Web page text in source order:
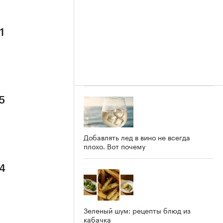
Добавлять лед в вино не всегда
плохо. Вот почему
Зеленый шум: рецепты блюд из
кабачка